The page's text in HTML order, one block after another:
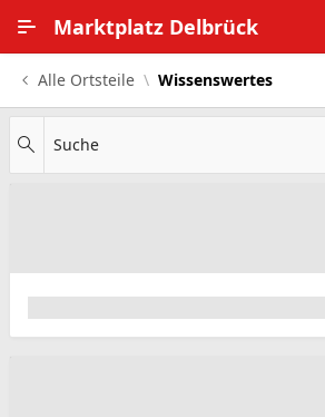
Marktplatz Delbrück
Alle Ortsteile
Impressum
Alle Ortsteile Wissenswertes
Suche